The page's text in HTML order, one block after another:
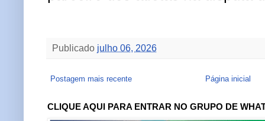
Publicado julho 06, 2026
Postagem mais recente Página inicial
CLIQUE AQUI PARA ENTRAR NO GRUPO DE